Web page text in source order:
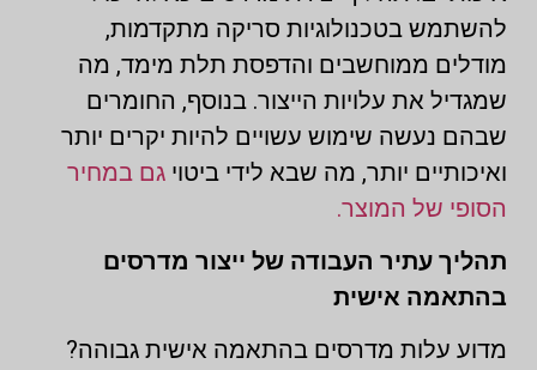
להשתמש בטכנולוגיות סריקה מתקדמות,
מודלים ממוחשבים והדפסת תלת מימד, מה
שמגדיל את עלויות הייצור. בנוסף, החומרים
שבהם נעשה שימוש עשויים להיות יקרים יותר
ואיכותיים יותר, מה שבא לידי ביטוי גם במחיר
הסופי של המוצר.
תהליך עתיר העבודה של ייצור מדרסים
בהתאמה אישית
מדוע עלות מדרסים בהתאמה אישית גבוהה?